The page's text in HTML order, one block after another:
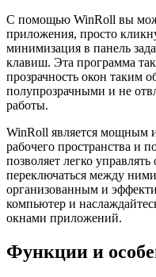
С помощью WinRoll вы
приложения, просто
минимизация в панель
клавиш. Эта программа
прозрачность окон таким
полупрозрачными и не
работы.
WinRoll является мощным
рабочего пространства и
позволяет легко
переключаться между
организованным и
компьютер и
окнами приложений.
Функции и